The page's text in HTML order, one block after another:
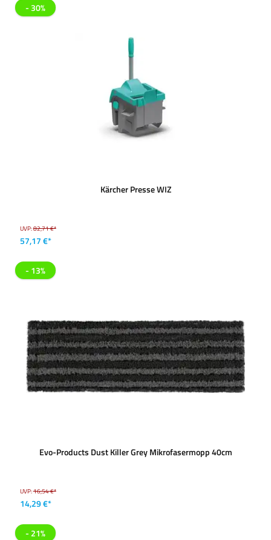
- 30%
Kärcher Presse WIZ
UVP:82,71 €*
57,17 €*
- 13%
Evo-Products Dust Killer Grey Mikrofasermopp 40cm
UVP:16,54 €*
14,29 €*
- 21%